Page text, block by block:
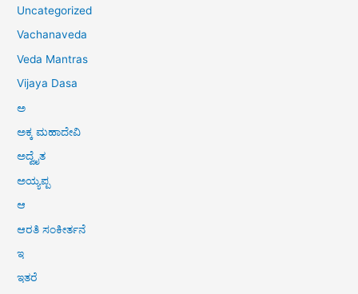
Uncategorized
Vachanaveda
Veda Mantras
Vijaya Dasa
ಅ
ಅಕ್ಕ ಮಹಾದೇವಿ
ಅದ್ವೈತ
ಅಯ್ಯಪ್ಪ
ಆ
ಆರತಿ ಸಂಕೀರ್ತನೆ
ಇ
ಇತರೆ